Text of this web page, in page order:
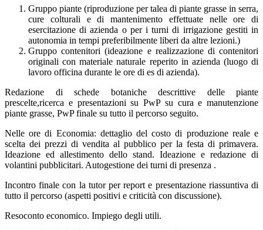
Gruppo piante (riproduzione per talea di piante grasse in serra,
cure colturali e di mantenimento effettuate nelle ore di
esercitazione di azienda o per i turni di irrigazione gestiti in
autonomia in tempi preferibilmente liberi da altre lezioni.)
Gruppo contenitori (ideazione e realizzazione di contenitori
originali con materiale naturale reperito in azienda (luogo di
lavoro officina durante le ore di es di azienda).
Redazione di schede botaniche descrittive delle piante
prescelte,ricerca e presentazioni su PwP su cura e manutenzione
piante grasse, PwP finale su tutto il percorso seguito.
Nelle ore di Economia: dettaglio del costo di produzione reale e
scelta dei prezzi di vendita al pubblico per la festa di primavera.
Ideazione ed allestimento dello stand. Ideazione e redazione di
volantini pubblicitari. Autogestione dei turni di presenza .
Incontro finale con la tutor per report e presentazione riassuntiva di
tutto il percorso (aspetti positivi e criticità con discussione).
Resoconto economico. Impiego degli utili.